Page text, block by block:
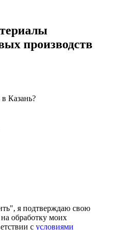
производств
Казань?
я подтверждаю свою
на обработку моих
с условиями